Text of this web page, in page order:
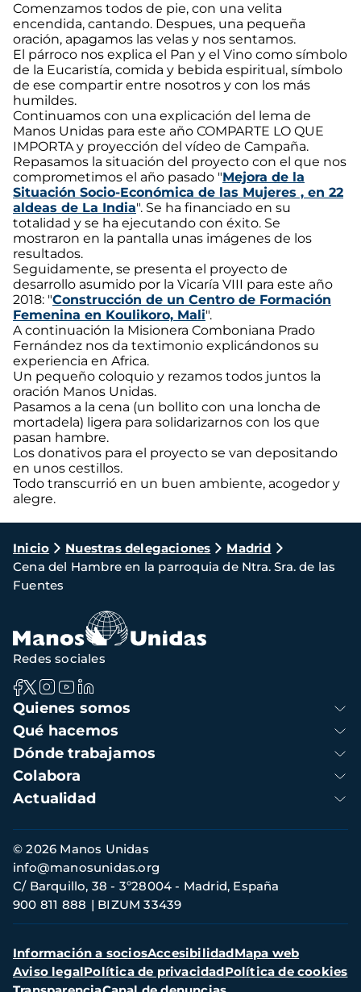
Comenzamos todos de pie, con una velita
encendida, cantando. Despues, una pequeña
oración, apagamos las velas y nos sentamos.
El párroco nos explica el Pan y el Vino como símbolo
de la Eucaristía, comida y bebida espiritual, símbolo
de ese compartir entre nosotros y con los más
humildes.
Continuamos con una explicación del lema de
Manos Unidas para este año COMPARTE LO QUE
IMPORTA y proyección del vídeo de Campaña.
Repasamos la situación del proyecto con el que nos
comprometimos el año pasado "Mejora de la
Situación Socio-Económica de las Mujeres , en 22
aldeas de La India". Se ha financiado en su
totalidad y se ha ejecutando con éxito. Se
mostraron en la pantalla unas imágenes de los
resultados.
Seguidamente, se presenta el proyecto de
desarrollo asumido por la Vicaría VIII para este año
2018: "Construcción de un Centro de Formación
Femenina en Koulikoro, Mali".
A continuación la Misionera Comboniana Prado
Fernández nos da textimonio explicándonos su
experiencia en Africa.
Un pequeño coloquio y rezamos todos juntos la
oración Manos Unidas.
Pasamos a la cena (un bollito con una loncha de
mortadela) ligera para solidarizarnos con los que
pasan hambre.
Los donativos para el proyecto se van depositando
en unos cestillos.
Todo transcurrió en un buen ambiente, acogedor y
alegre.
Ruta
de
navegación
Inicio Nuestras delegaciones
Madrid
Cena del Hambre en la parroquia de Ntra. Sra. de las
Fuentes
Navegación
principal
Quienes somos
Qué hacemos
Dónde trabajamos
Colabora
Actualidad
Redes sociales
Información
de
contacto
© 2026 Manos Unidas
C/ Barquillo, 38 - 3º28004 - Madrid, España
900 811 888
BIZUM 33439
info@manosunidas.org
Menú
secundario
Información a sociosAccesibilidadMapa web
Aviso legalPolítica de privacidadPolítica de cookies